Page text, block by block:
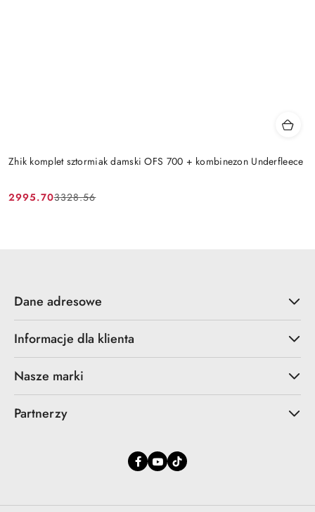
Zhik komplet sztormiak damski OFS 700 + kombinezon Underfleece
Cena
2995.70
Cena
3328.56
Dane adresowe
Informacje dla klienta
Nasze marki
Partnerzy